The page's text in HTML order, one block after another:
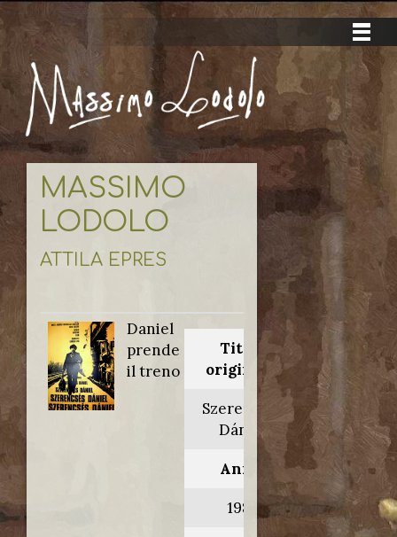
MASSIMO
LODOLO
ATTILA EPRES
Daniel
prende
il treno
Titolo
originale:
Szerencsés
Dániel
Anno:
1983